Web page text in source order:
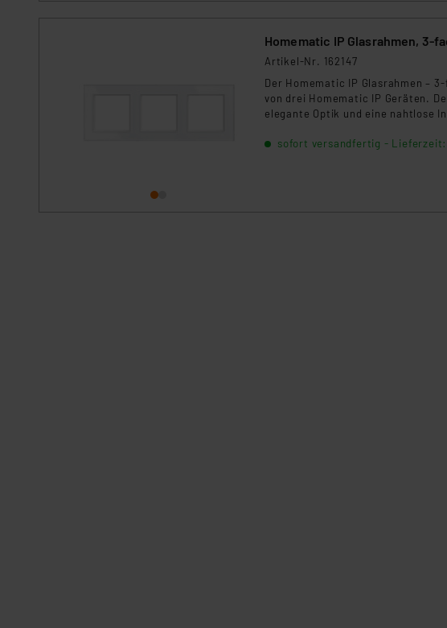
Artikel-Nr. 162147
Der Homematic IP Glasrahmen –
von drei Homematic IP Geräten.
elegante Optik und eine nahtlose
sofort versandfertig - Lieferzeit: